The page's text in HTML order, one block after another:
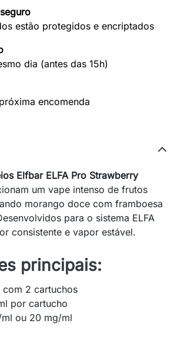
estão protegidos e encriptados
dia (antes das 15h)
encomenda
Elfbar ELFA Pro Strawberry
um vape intenso de frutos
morango doce com framboesa
para o sistema ELFA
consistente e vapor estável.
principais:
com 2 cartuchos
por cartucho
ou 20 mg/ml